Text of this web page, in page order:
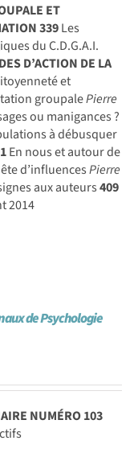
ET
339Les
du C.D.G.A.I.
D’ACTION DE LA
et
groupalePierre
ou manigances ?
à débusquer
En nous et autour de
d’influencesPierre
aux auteurs409
2014
de Psychologie
NUMÉRO 103